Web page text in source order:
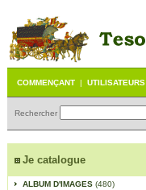
COMMENÇANT | UTILISATEURS
Rechercher
Je catalogue
ALBUM D'IMAGES (480)